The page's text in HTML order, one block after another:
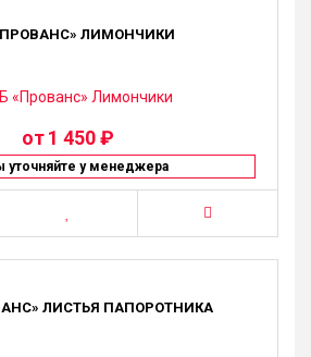
ЛИМОНЧИКИ
от 1 450 ₽
уточняйте у менеджера
ЛИСТЬЯ ПАПОРОТНИКА